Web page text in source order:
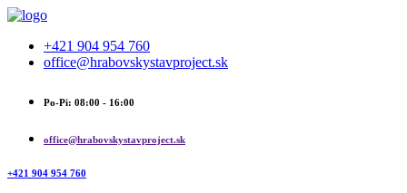
+421 904 954 760
office@hrabovskystavproject.sk
Po-Pi: 08:00 - 16:00
office@hrabovskystavproject.sk
+421 904 954 760